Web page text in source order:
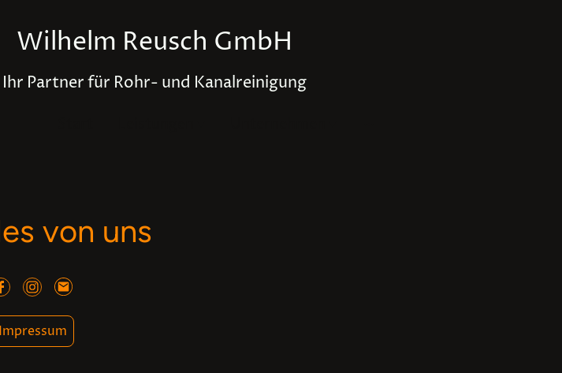
Wilhelm Reusch GmbH
Ihr Partner für Rohr- und Kanalreinigung
von uns
Impressum